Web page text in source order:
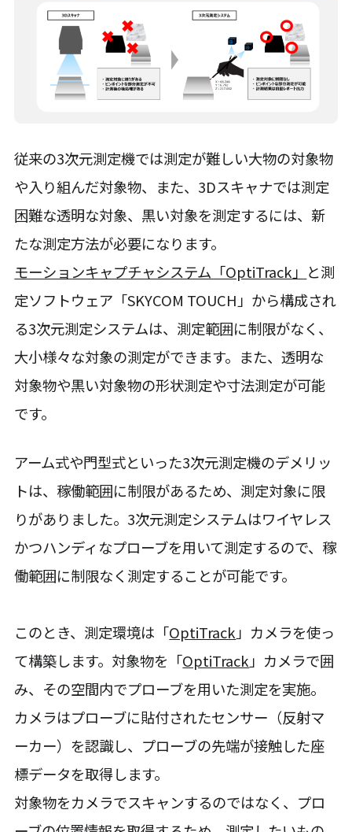
従来の3次元測定機では測定が難しい大物の対象物
や入り組んだ対象物、また、3Dスキャナでは測定
困難な透明な対象、黒い対象を測定するには、新
たな測定方法が必要になります。
モーションキャプチャシステム「OptiTrack」 と測
定ソフトウェア「SKYCOM TOUCH」から構成され
る3次元測定システムは、測定範囲に制限がなく、
大小様々な対象の測定ができます。また、透明な
対象物や黒い対象物の形状測定や寸法測定が可能
です。
アーム式や門型式といった3次元測定機のデメリッ
トは、稼働範囲に制限があるため、測定対象に限
りがありました。3次元測定システムはワイヤレス
かつハンディなプローブを用いて測定するので、稼
働範囲に制限なく測定することが可能です。
このとき、測定環境は「OptiTrack」カメラを使っ
て構築します。対象物を「OptiTrack」カメラで囲
み、その空間内でプローブを用いた測定を実施。
カメラはプローブに貼付されたセンサー（反射マ
ーカー）を認識し、プローブの先端が接触した座
標データを取得します。
対象物をカメラでスキャンするのではなく、プロ